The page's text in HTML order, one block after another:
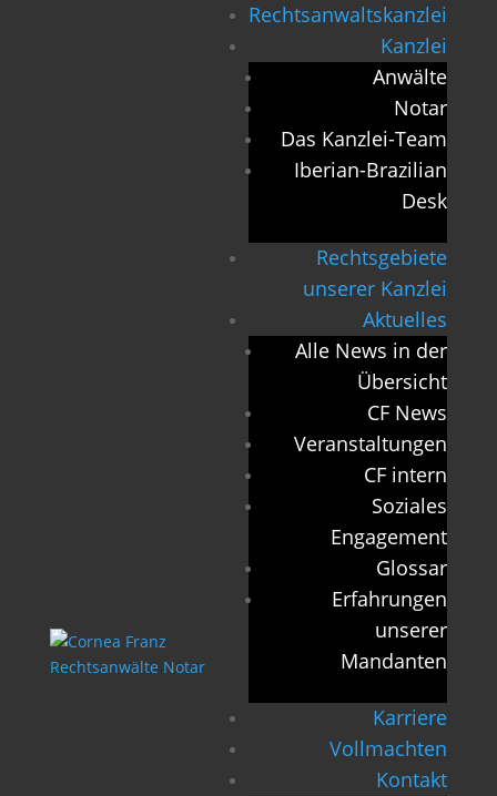
Rechtsanwaltskanzlei
Kanzlei
Anwälte
Notar
Das Kanzlei-Team
Iberian-Brazilian
Desk
Rechtsgebiete
unserer Kanzlei
Aktuelles
Alle News in der
Übersicht
CF News
Veranstaltungen
CF intern
Soziales
Engagement
Glossar
Erfahrungen
unserer
Mandanten
Karriere
Vollmachten
Kontakt